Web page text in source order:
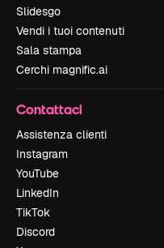
Slidesgo
Vendi i tuoi contenuti
Sala stampa
Cerchi magnific.ai
Contattaci
Assistenza clienti
Instagram
YouTube
LinkedIn
TikTok
Discord